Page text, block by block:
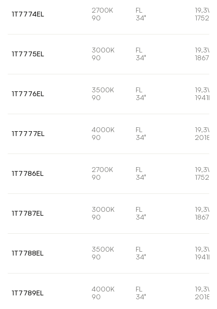
1T7774EL
2700K
90
FL
34°
19,3W
1752lm
1T7775EL
3000K
90
FL
34°
19,3W
1867lm
1T7776EL
3500K
90
FL
34°
19,3W
1941lm
1T7777EL
4000K
90
FL
34°
19,3W
2018lm
1T7786EL
2700K
90
FL
34°
19,3W
1752lm
1T7787EL
3000K
90
FL
34°
19,3W
1867lm
1T7788EL
3500K
90
FL
34°
19,3W
1941lm
1T7789EL
4000K
90
FL
34°
19,3W
2018lm